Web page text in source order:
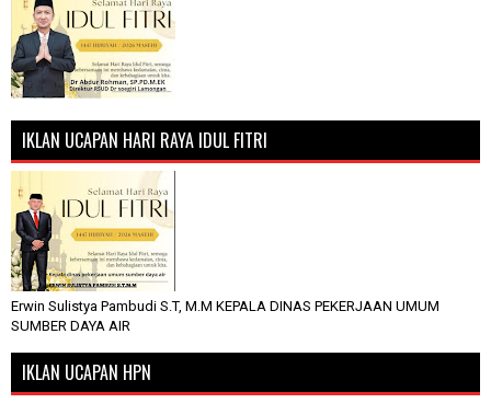
IKLAN UCAPAN HARI RAYA IDUL FITRI
Erwin Sulistya Pambudi S.T, M.M KEPALA DINAS PEKERJAAN UMUM
SUMBER DAYA AIR
IKLAN UCAPAN HPN